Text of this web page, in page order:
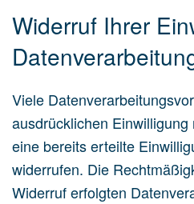
Widerruf Ihrer
Viele
ausdrücklichen
eine bereits erteilte
widerrufen. Die
Widerruf erfolgten